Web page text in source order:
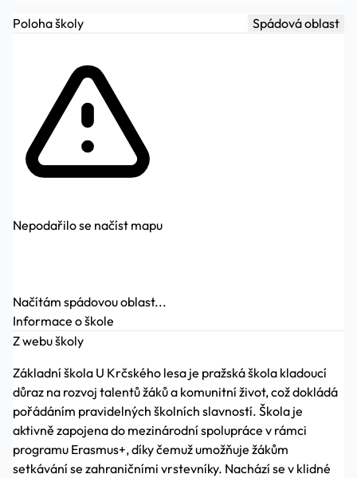
Poloha školy
Spádová oblast
Nepodařilo se načíst mapu
Načítám spádovou oblast...
Informace o škole
Z webu školy
Základní škola U Krčského lesa je pražská škola kladoucí
důraz na rozvoj talentů žáků a komunitní život, což dokládá
pořádáním pravidelných školních slavností. Škola je
aktivně zapojena do mezinárodní spolupráce v rámci
programu Erasmus+, díky čemuž umožňuje žákům
setkávání se zahraničními vrstevníky. Nachází se v klidné